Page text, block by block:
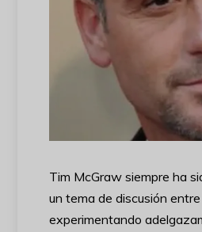
Tim McGraw siempre ha
un tema de discusión
experimentando